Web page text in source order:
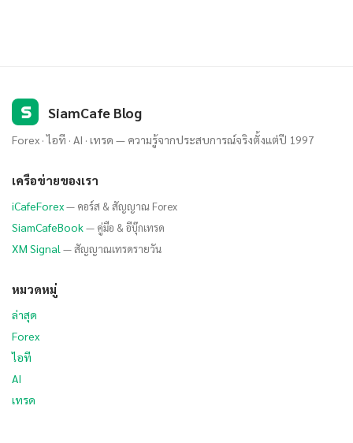
S SiamCafe Blog
Forex · ไอที · AI · เทรด — ความรู้จากประสบการณ์จริงตั้งแต่ปี 1997
เครือข่ายของเรา
iCafeForex— คอร์ส & สัญญาณ Forex
SiamCafeBook— คู่มือ & อีบุ๊กเทรด
XM Signal — สัญญาณเทรดรายวัน
หมวดหมู่
ล่าสุด
Forex
ไอที
AI
เทรด